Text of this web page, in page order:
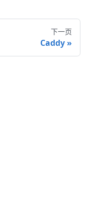
下一页
Caddy